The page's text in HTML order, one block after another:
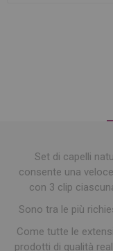
Set di capelli
consente una
con 3 clip
Sono tra le più
Come tutte le
prodotti di qualità